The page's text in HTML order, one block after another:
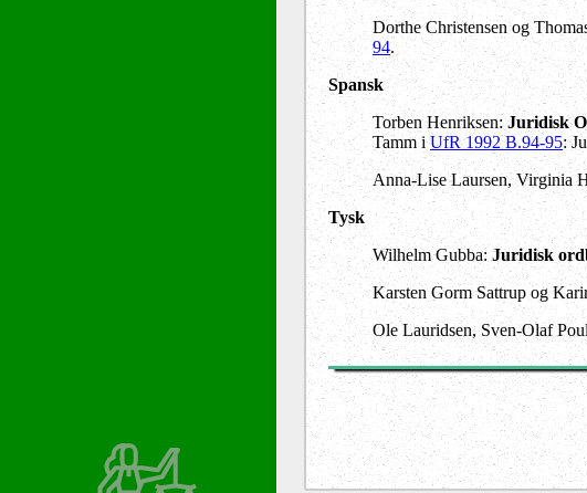
Dorthe Christensen og
94.
Spansk
Torben Henriksen:Juridisk
Tamm iUfR 1992 B.94-95:
Anna-Lise Laursen, Virginia
Tysk
Wilhelm Gubba:Juridisk
Karsten Gorm Sattrup og
Ole Lauridsen, Sven-Olaf